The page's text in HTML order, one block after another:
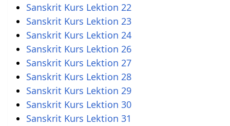
Sanskrit Kurs Lektion 22
Sanskrit Kurs Lektion 23
Sanskrit Kurs Lektion 24
Sanskrit Kurs Lektion 26
Sanskrit Kurs Lektion 27
Sanskrit Kurs Lektion 28
Sanskrit Kurs Lektion 29
Sanskrit Kurs Lektion 30
Sanskrit Kurs Lektion 31